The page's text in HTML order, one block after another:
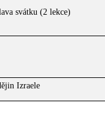
svátku (2 lekce)
Izraele